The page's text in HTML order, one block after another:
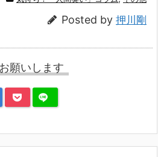
Posted by 押川剛
願いします